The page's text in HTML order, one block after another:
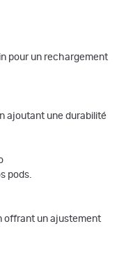
pour un rechargement
ajoutant une durabilité
pods.
offrant un ajustement